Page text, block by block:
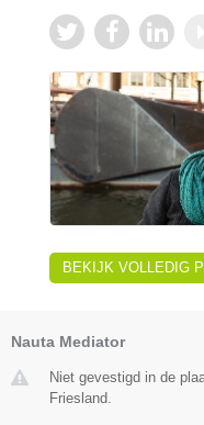
BEKIJK VOLLEDIG
Nauta Mediator
Niet gevestigd in de
Friesland.